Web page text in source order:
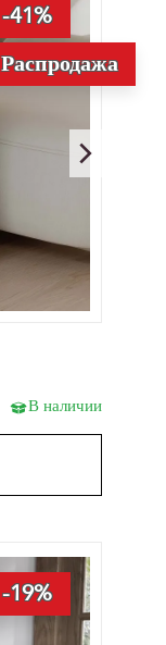
-41%
Распродажа
В наличии
-19%